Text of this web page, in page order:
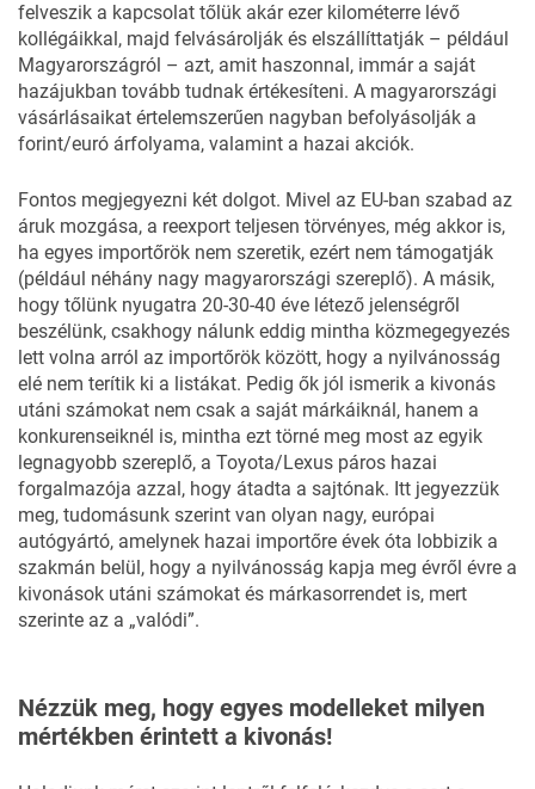
felveszik a kapcsolat tőlük akár ezer kilométerre lévő
kollégáikkal, majd felvásárolják és elszállíttatják – például
Magyarországról – azt, amit haszonnal, immár a saját
hazájukban tovább tudnak értékesíteni. A magyarországi
vásárlásaikat értelemszerűen nagyban befolyásolják a
forint/euró árfolyama, valamint a hazai akciók.
Fontos megjegyezni két dolgot. Mivel az EU-ban szabad az
áruk mozgása, a reexport teljesen törvényes, még akkor is,
ha egyes importőrök nem szeretik, ezért nem támogatják
(például néhány nagy magyarországi szereplő). A másik,
hogy tőlünk nyugatra 20-30-40 éve létező jelenségről
beszélünk, csakhogy nálunk eddig mintha közmegegyezés
lett volna arról az importőrök között, hogy a nyilvánosság
elé nem terítik ki a listákat. Pedig ők jól ismerik a kivonás
utáni számokat nem csak a saját márkáiknál, hanem a
konkurenseiknél is, mintha ezt törné meg most az egyik
legnagyobb szereplő, a Toyota/Lexus páros hazai
forgalmazója azzal, hogy átadta a sajtónak. Itt jegyezzük
meg, tudomásunk szerint van olyan nagy, európai
autógyártó, amelynek hazai importőre évek óta lobbizik a
szakmán belül, hogy a nyilvánosság kapja meg évről évre a
kivonások utáni számokat és márkasorrendet is, mert
szerinte az a „valódi”.
Nézzük meg, hogy egyes modelleket milyen
mértékben érintett a kivonás!